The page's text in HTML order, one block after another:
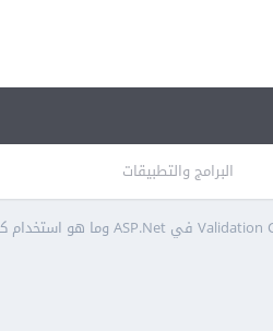
البرامج والتطبيقات